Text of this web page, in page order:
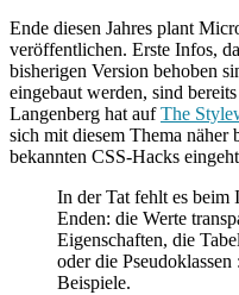
Ende diesen Jahres plant
veröffentlichen. Erste Infos,
bisherigen Version behoben
eingebaut werden, sind
Langenberg hat aufThe
sich mit diesem Thema näher
bekannten CSS-Hacks
In der Tat fehlt es beim
Enden: die Werte
Eigenschaften, die
oder die
Beispiele.